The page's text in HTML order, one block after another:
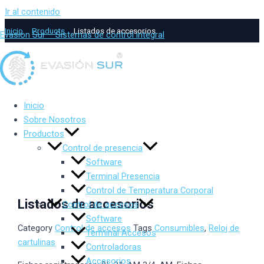
Ir al contenido
Evasion Sur – Sistemas de control integral
Inicio
Sobre Nosotros
Productos
Control de presencia
Software
Terminal Presencia
Control de Temperatura Corporal
Control de accesos
Software
Terminal Accesos
Controladoras
Accesorios
Inicio Products Listados de accesorios
Listados de accesorios
Category Control de accesos Tags Consumibles,Reloj de
cartulinas